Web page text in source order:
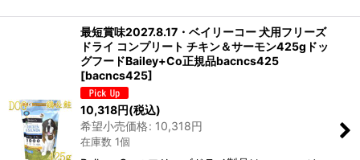
最短賞味2027.8.17・ベイリーコー 犬用フリーズ
ドライ コンプリート チキン＆サーモン425gドッ
グフードBailey+Co正規品bacncs425
[bacncs425]
10,318円(税込)
希望小売価格: 10,318円
在庫数 1個